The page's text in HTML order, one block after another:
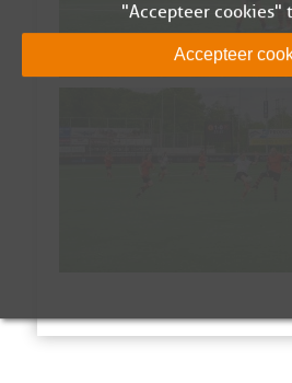
"Accepteer cookies"
Accepteer